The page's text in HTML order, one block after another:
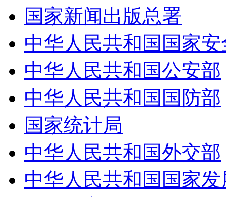
国家新闻出版总署
中华人民共和国国家安
中华人民共和国公安部
中华人民共和国国防部
国家统计局
中华人民共和国外交部
中华人民共和国国家发